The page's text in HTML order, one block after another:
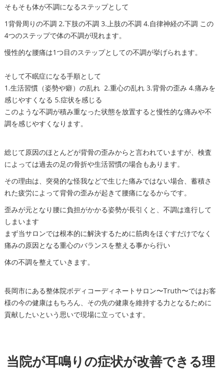
そもそも体が不調になるステップとして
1背骨周りの不調 2.下肢の不調 3.上肢の不調 4.自律神経の不調 この
4つのステップで体の不調が現れます。
慢性的な腰痛は1つ目のステップとしての不調が挙げられます。
そして不眠症になる手順として
1.生活習慣（姿勢や癖）の乱れ 2.重心の乱れ 3.背骨の歪み 4.痛みを
感じやすくなる 5.症状を感じる
このような不調が積み重なった状態を放置すると慢性的な痛みや不
調を感じやすくなります。
総じて原因のほとんどが背骨の歪みからと言われていますが、検査
によっては過去の足の骨折や生活習慣の場合もあります。
その理由は、突発的な怪我などで生じた痛みではない場合、蓄積さ
れた疲労によって背骨の歪みが起きて腰痛になるからです。
歪みが元となり腰に負担がかかる姿勢が長引くと、不調は進行して
しまいます
まず当サロンでは根本的に解決するために筋肉をほぐすだけでなく
痛みの原因となる重心のバランスを整える事から行い
体の不調を整えていきます。
長岡市にある整体院ボディコーディネートサロン〜Truth〜ではお客
様の今の健康はもちろん、その先の健康を維持する力となるために
貢献したいという思いで現場に立っています。
当院が耳鳴りの症状が改善できる理